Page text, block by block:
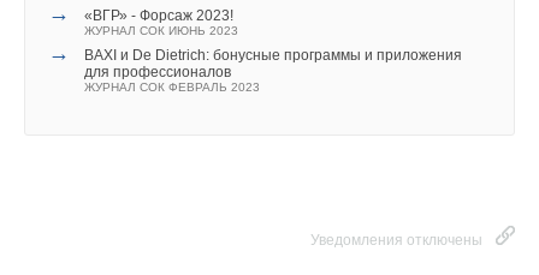
→ «ВГР» - Форсаж 2023!
ЖУРНАЛ СОК ИЮНЬ 2023
→
BAXI и De Dietrich: бонусные программы и приложения
для профессионалов
ЖУРНАЛ СОК ФЕВРАЛЬ 2023
Уведомления отключены